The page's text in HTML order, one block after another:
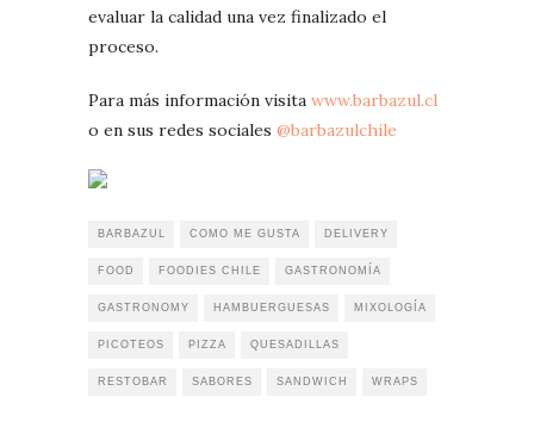
evaluar la calidad una vez finalizado el
proceso.
Para más información visita www.barbazul.cl
o en sus redes sociales @barbazulchile
BARBAZUL COMO ME GUSTA DELIVERY
FOOD FOODIES CHILE GASTRONOMÍA
GASTRONOMY HAMBUERGUESAS MIXOLOGÍA
PICOTEOS PIZZA QUESADILLAS
RESTOBAR SABORES SANDWICH WRAPS